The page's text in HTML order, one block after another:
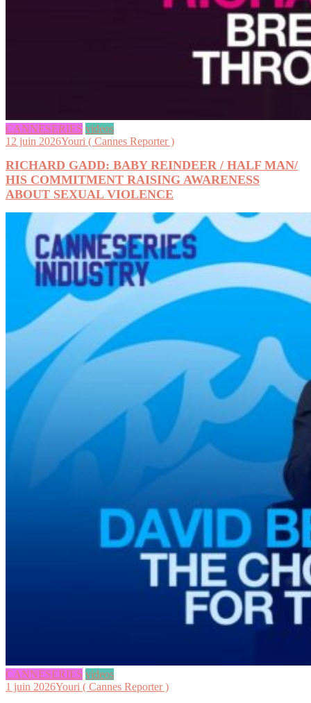
CANNESERIES videos
12 juin 2026Youri ( Cannes Reporter )
RICHARD GADD: BABY REINDEER / HALF MAN/
HIS COMMITMENT RAISING AWARENESS
ABOUT SEXUAL VIOLENCE
CANNESERIES videos
1 juin 2026Youri ( Cannes Reporter )